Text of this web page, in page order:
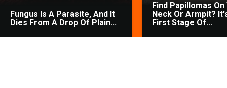
Fungus Is A Parasite, And It
Dies From A Drop Of Plain...
Find Papillomas On
Neck Or Armpit?
First Stage Of...